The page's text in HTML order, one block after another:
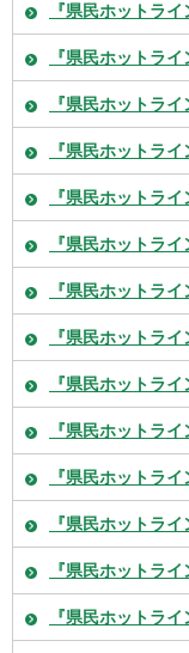
『県民ホットラ
『県民ホットラ
『県民ホットラ
『県民ホットラ
『県民ホットラ
『県民ホットラ
『県民ホットラ
『県民ホットラ
『県民ホットラ
『県民ホットラ
『県民ホットラ
『県民ホットラ
『県民ホットラ
『県民ホットラ